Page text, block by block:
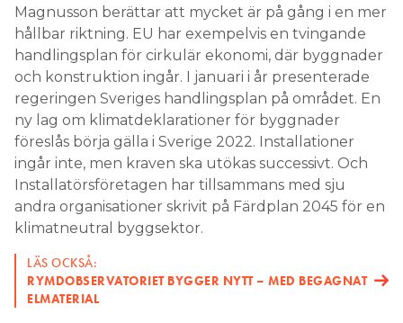
Magnusson berättar att mycket är på gång i en mer
hållbar riktning. EU har exempelvis en tvingande
handlingsplan för cirkulär ekonomi, där byggnader
och konstruktion ingår. I januari i år presenterade
regeringen Sveriges handlingsplan på området. En
ny lag om klimatdeklarationer för byggnader
föreslås börja gälla i Sverige 2022. Installationer
ingår inte, men kraven ska utökas successivt. Och
Installatörsföretagen har tillsammans med sju
andra organisationer skrivit på Färdplan 2045 för en
klimatneutral byggsektor.
LÄS OCKSÅ:
RYMDOBSERVATORIET BYGGER NYTT – MED BEGAGNAT
ELMATERIAL